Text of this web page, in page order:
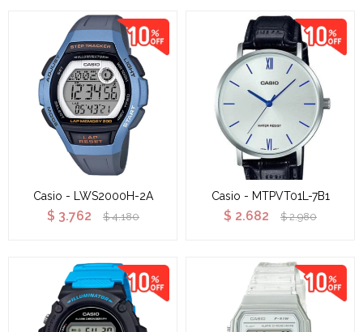
Casio - LWS2000H-2A
$ 3.762 $ 4.180
Casio - MTPVT01L-7B1
$ 2.682 $ 2.980